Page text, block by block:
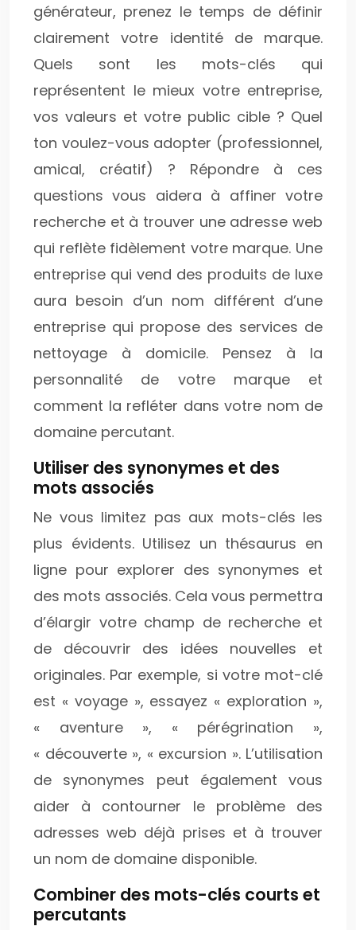
générateur, prenez le temps de définir
clairement votre identité de marque.
Quels sont les mots-clés qui
représentent le mieux votre entreprise,
vos valeurs et votre public cible ? Quel
ton voulez-vous adopter (professionnel,
amical, créatif) ? Répondre à ces
questions vous aidera à affiner votre
recherche et à trouver une adresse web
qui reflète fidèlement votre marque. Une
entreprise qui vend des produits de luxe
aura besoin d’un nom différent d’une
entreprise qui propose des services de
nettoyage à domicile. Pensez à la
personnalité de votre marque et
comment la refléter dans votre nom de
domaine percutant.
Utiliser des synonymes et des
mots associés
Ne vous limitez pas aux mots-clés les
plus évidents. Utilisez un thésaurus en
ligne pour explorer des synonymes et
des mots associés. Cela vous permettra
d’élargir votre champ de recherche et
de découvrir des idées nouvelles et
originales. Par exemple, si votre mot-clé
est « voyage », essayez « exploration »,
« aventure », « pérégrination »,
« découverte », « excursion ». L’utilisation
de synonymes peut également vous
aider à contourner le problème des
adresses web déjà prises et à trouver
un nom de domaine disponible.
Combiner des mots-clés courts et
percutants